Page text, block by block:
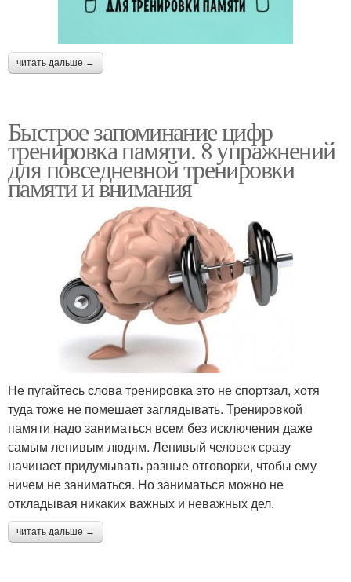
читать дальше →
Быстрое запоминание цифр
тренировка памяти. 8 упражнений
для повседневной тренировки
памяти и внимания
Не пугайтесь слова тренировка это не спортзал, хотя
туда тоже не помешает заглядывать. Тренировкой
памяти надо заниматься всем без исключения даже
самым ленивым людям. Ленивый человек сразу
начинает придумывать разные отговорки, чтобы ему
ничем не заниматься. Но заниматься можно не
откладывая никаких важных и неважных дел.
читать дальше →